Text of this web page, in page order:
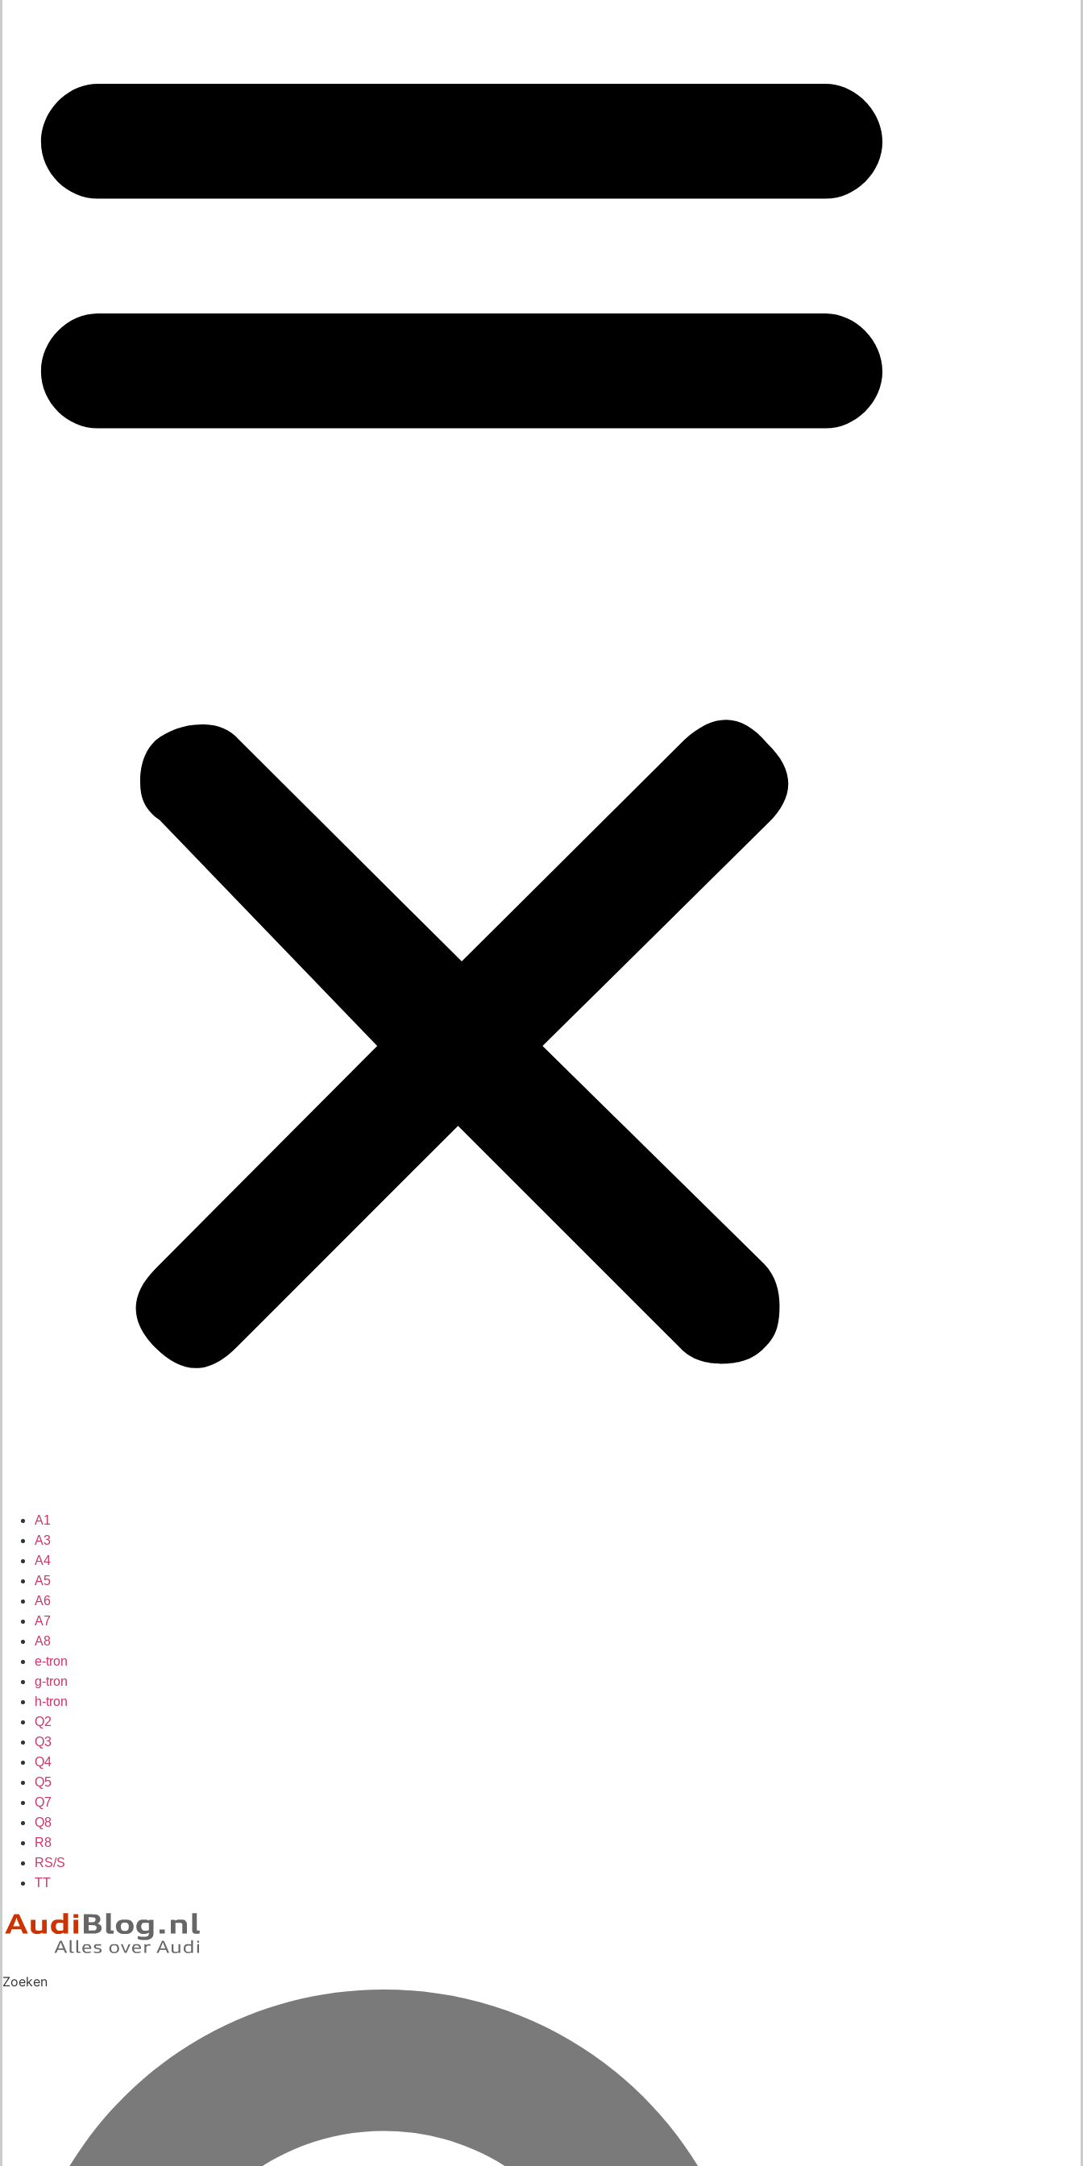
A1
A3
A4
A5
A6
A7
A8
e-tron
g-tron
h-tron
Q2
Q3
Q4
Q5
Q7
Q8
R8
RS/S
TT
Zoeken